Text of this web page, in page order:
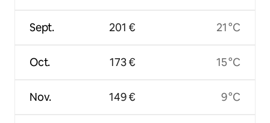
Sept.
Oct.
Nov.
201 €
173 €
149 €
21 °C
15 °C
9 °C